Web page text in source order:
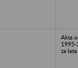
Akta
1995-
za